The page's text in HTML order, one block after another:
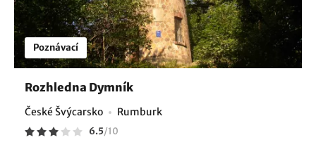
Poznávací
Rozhledna Dymník
České Švýcarsko Rumburk
6.5/10